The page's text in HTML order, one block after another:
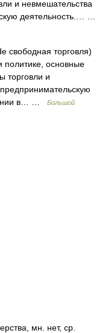
и невмешательства
деятельность.… …
свободная торговля)
политике, основные
торговли и
в… …
Большой
мн. нет, ср.